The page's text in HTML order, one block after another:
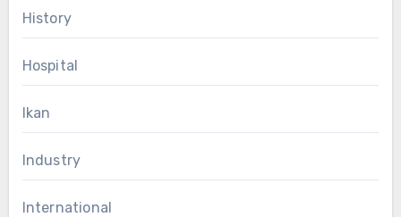
History
Hospital
Ikan
Industry
International